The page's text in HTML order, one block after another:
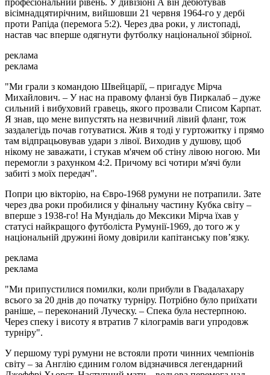
професіональний рівень. У дивізіоні А він дебютував
вісімнадцятирічним, вийшовши 21 червня 1964-го у дербі
проти Рапіда (перемога 5:2). Через два роки, у листопаді,
настав час вперше одягнути футболку національної збірної.
реклама
реклама
"Ми грали з командою Швейцарії, – пригадує Мірча
Михайлович. – У нас на правому фланзі був Пиркалаб – дуже
сильний і вибуховий гравець, якого прозвали Списом Карпат.
Я знав, що мене випустять на незвичний лівий фланг, тож
заздалегідь почав готуватися. Жив я тоді у гуртожитку і прямо
там відпрацьовував удари з лівої. Виходив у душову, щоб
нікому не заважати, і стукав м'ячем об стіну лівою ногою. Ми
перемогли з рахунком 4:2. Причому всі чотири м'ячі були
забиті з моїх передач".
Попри цю вікторію, на Євро-1968 румуни не потрапили. Зате
через два роки пробилися у фінальну частину Кубка світу –
вперше з 1938-го! На Мундіаль до Мексики Мірча їхав у
статусі найкращого футболіста Румунії-1969, до того ж у
національній дружині йому довірили капітанську пов’язку.
реклама
реклама
"Ми припустилися помилки, коли прибули в Гвадалахару
всього за 20 днів до початку турніру. Потрібно було приїхати
раніше, – переконаний Луческу. – Спека була нестерпною.
Через спеку і висоту я втратив 7 кілограмів ваги упродовж
турніру".
У першому турі румуни не встояли проти чинних чемпіонів
світу – за Англію єдиним голом відзначився легендарний